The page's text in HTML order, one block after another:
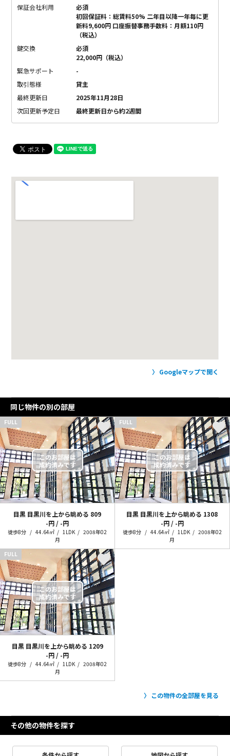
保証会社利用
必須
初回保証料：総賃料50% 二年目以降一年毎に更
新料9,600円 口座振替事務手数料：月額110円
（税込）
鍵交換
必須
22,000円（税込）
緊急サポート
-
取引態様
貸主
最終更新日
2025年11月28日
次回更新予定日
最終更新日から約2週間
Googleマップで開く
同じ物件の別の部屋
FULL
目黒 目黒川を上から眺める 809
-円 / -円
徒歩8分 44.64㎡ 1LDK
2008年02
月
FULL
目黒 目黒川を上から眺める 1308
-円 / -円
徒歩8分 44.64㎡ 1LDK
2008年02
月
FULL
目黒 目黒川を上から眺める 1209
-円 / -円
徒歩8分 44.64㎡ 1LDK
2008年02
月
この物件の全部屋を見る
その他の物件を探す